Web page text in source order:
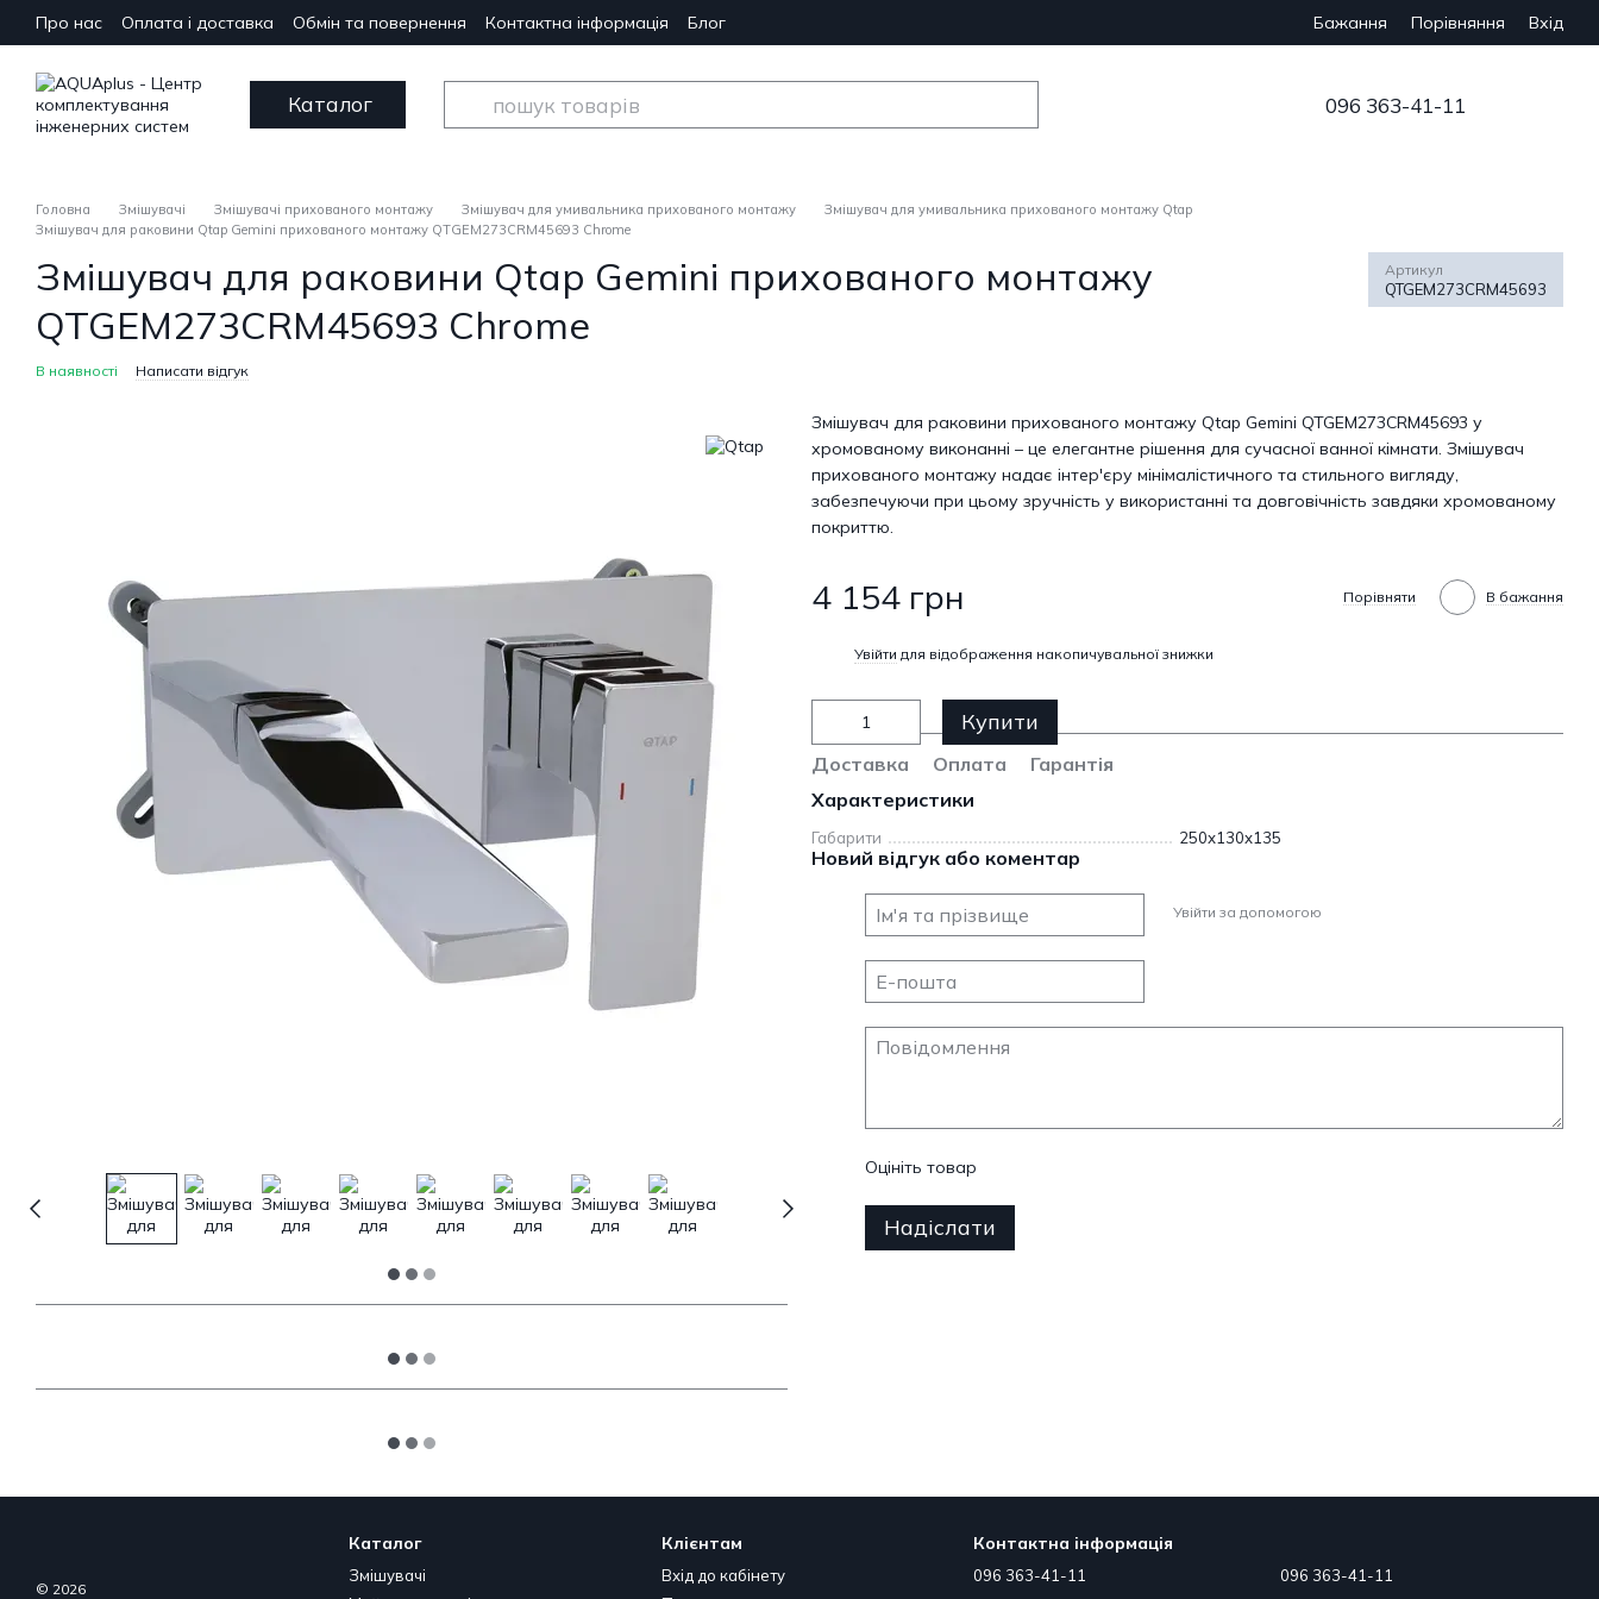
Перейти до основного контенту
Про нас Оплата і доставка Обмін та повернення Контактна інформація Блог Бажання Порівняння Вхід
Каталог 096 363-41-11
Головна Змішувачі Змішувачі прихованого монтажу Змішувач для умивальника прихованого монтажу
Змішувач для умивальника прихованого монтажу Qtap
Змішувач для раковини Qtap Gemini прихованого монтажу QTGEM273CRM45693 Chrome
Змішувач для раковини Qtap Gemini прихованого монтажу
QTGEM273CRM45693 Chrome
Артикул
QTGEM273CRM45693
В наявності Написати відгук
Змішувач для раковини прихованого монтажу Qtap Gemini QTGEM273CRM45693 у
хромованому виконанні – це елегантне рішення для сучасної ванної кімнати. Змішувач
прихованого монтажу надає інтер'єру мінімалістичного та стильного вигляду,
забезпечуючи при цьому зручність у використанні та довговічність завдяки хромованому
покриттю.
4 154 грн Порівняти В бажання
Увійти для відображення накопичувальної знижки
Купити
Доставка Оплата
Гарантія
Характеристики
Габарити 250х130х135
Новий відгук або коментар
Увійти за допомогою
Оцініть товар
Надіслати
© 2026
Каталог
Змішувачі
Клієнтам
Вхід до кабінету
Контактна інформація
096 363-41-11
096 363-41-11